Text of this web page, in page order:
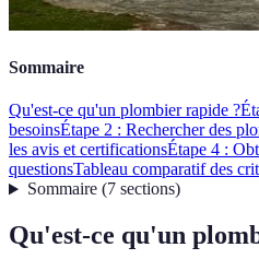
Sommaire
Qu'est-ce qu'un plombier rapide ?
besoinsÉtape 2 : Rechercher des
les avis et certificationsÉtape 4 :
questionsTableau comparatif des
Sommaire(7 sections)
Qu'est-ce qu'un